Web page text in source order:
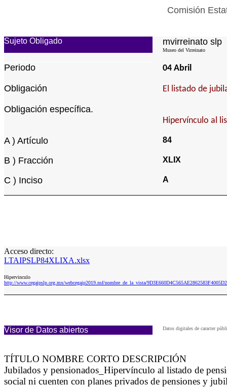
Comisión
Sujeto Obligado mvirreinato slp
Museo del Virreinato
Periodo 04 Abril
Obligación El listado de
Obligación específica.
Hipervínculo al
A ) Artículo 84
B ) Fracción XLIX
C ) Inciso A
Acceso directo:
LTAIPSLP84XLIXA.xlsx
Hipervinculo
http://www.cegaipslp.org.mx/webcegaip2019.nsf/nombre_de_la_vista/
Visor de Datos abiertos Datos digitales de caracter
TÍTULO NOMBRE CORTO DESCRIPCIÓN
Jubilados y pensionados_Hipervínculo al listado de
social ni cuenten con planes privados de pensiones y